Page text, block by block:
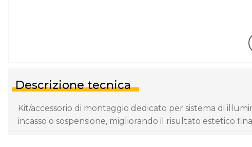
Descrizione tecnica
Kit/accessorio di montaggio dedicato per sistema di
incasso o sospensione, migliorando il risultato estetico